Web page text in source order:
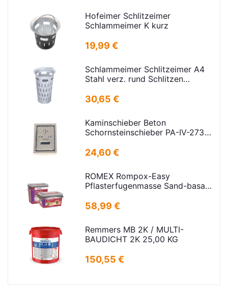
Hofeimer Schlitzeimer
Schlammeimer K kurz
19,99 €
Schlammeimer Schlitzeimer A4
Stahl verz. rund Schlitzen
30,65 €
Kaminschieber Beton
Schornsteinschieber PA-IV-273
16,5x24,5cm
24,60 €
ROMEX Rompox-Easy
Pflasterfugenmasse Sand-basalt
58,99 €
Remmers MB 2K / MULTI-
BAUDICHT 2K 25,00 KG
150,55 €